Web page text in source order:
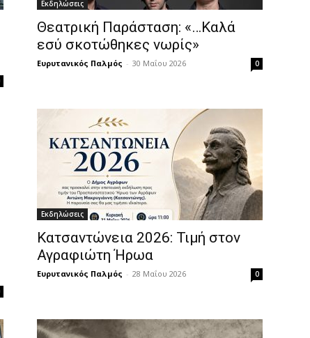
Εκδηλώσεις
Θεατρική Παράσταση: «…Καλά
εσύ σκοτώθηκες νωρίς»
Ευρυτανικός Παλμός - 30 Μαΐου 2026 0
Εκδηλώσεις
Κατσαντώνεια 2026: Τιμή στον
Αγραφιώτη Ήρωα
Ευρυτανικός Παλμός - 28 Μαΐου 2026 0